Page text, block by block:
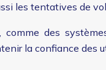
les tentatives de
comme des
la confiance des